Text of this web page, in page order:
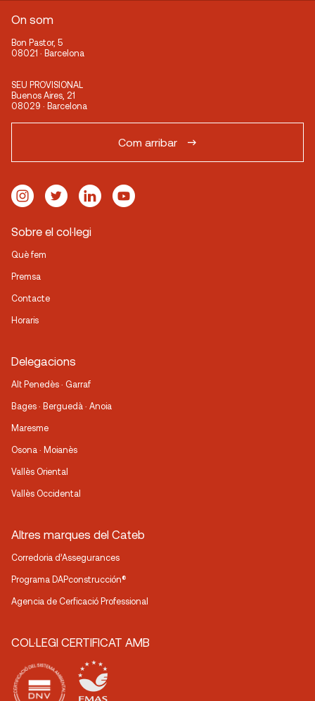
On som
Bon Pastor, 5
08021 · Barcelona
SEU PROVISIONAL
Buenos Aires, 21
08029 · Barcelona
Com arribar
Sobre el col·legi
Què fem
Premsa
Contacte
Horaris
Delegacions
Alt Penedès · Garraf
Bages · Berguedà · Anoia
Maresme
Osona · Moianès
Vallès Oriental
Vallès Occidental
Altres marques del Cateb
Corredoria d’Assegurances
Programa DAPconstrucción®
Agencia de Cerficació Professional
COL·LEGI CERTIFICAT AMB